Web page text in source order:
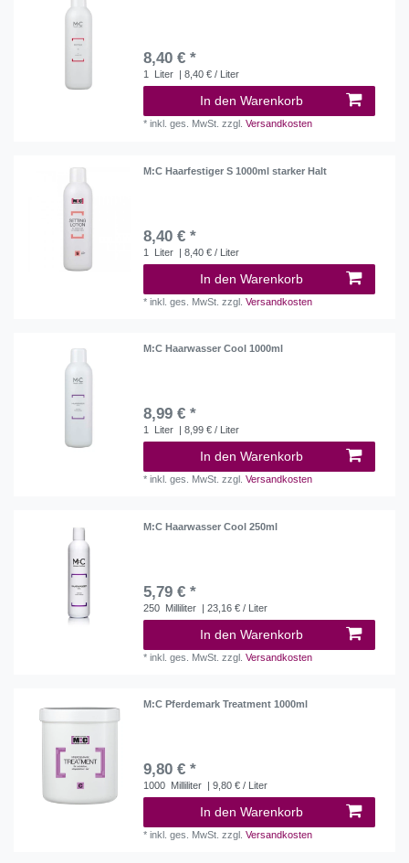
8,40 € *
1 Liter | 8,40 € / Liter
In den Warenkorb
*inkl. ges. MwSt. zzgl.Versandkosten
M:C Haarfestiger S 1000ml starker Halt
8,40 € *
1 Liter | 8,40 € / Liter
In den Warenkorb
*inkl. ges. MwSt. zzgl.Versandkosten
M:C Haarwasser Cool 1000ml
8,99 € *
1 Liter | 8,99 € / Liter
In den Warenkorb
*inkl. ges. MwSt. zzgl.Versandkosten
M:C Haarwasser Cool 250ml
5,79 € *
250 Milliliter | 23,16 € / Liter
In den Warenkorb
*inkl. ges. MwSt. zzgl.Versandkosten
M:C Pferdemark Treatment 1000ml
9,80 € *
1000 Milliliter | 9,80 € / Liter
In den Warenkorb
*inkl. ges. MwSt. zzgl.Versandkosten